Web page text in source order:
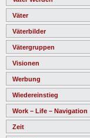
Väter
Väterbilder
Vätergruppen
Visionen
Werbung
Wiedereinstieg
Work – Life – Navigation
Zeit